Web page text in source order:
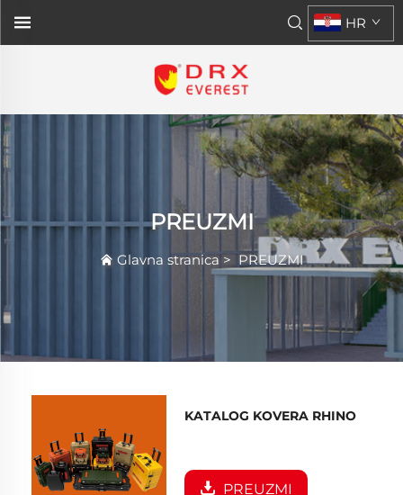
HR
PREUZMI
Glavna stranica> PREUZMI
KATALOG KOVERA RHINO
PREUZMI